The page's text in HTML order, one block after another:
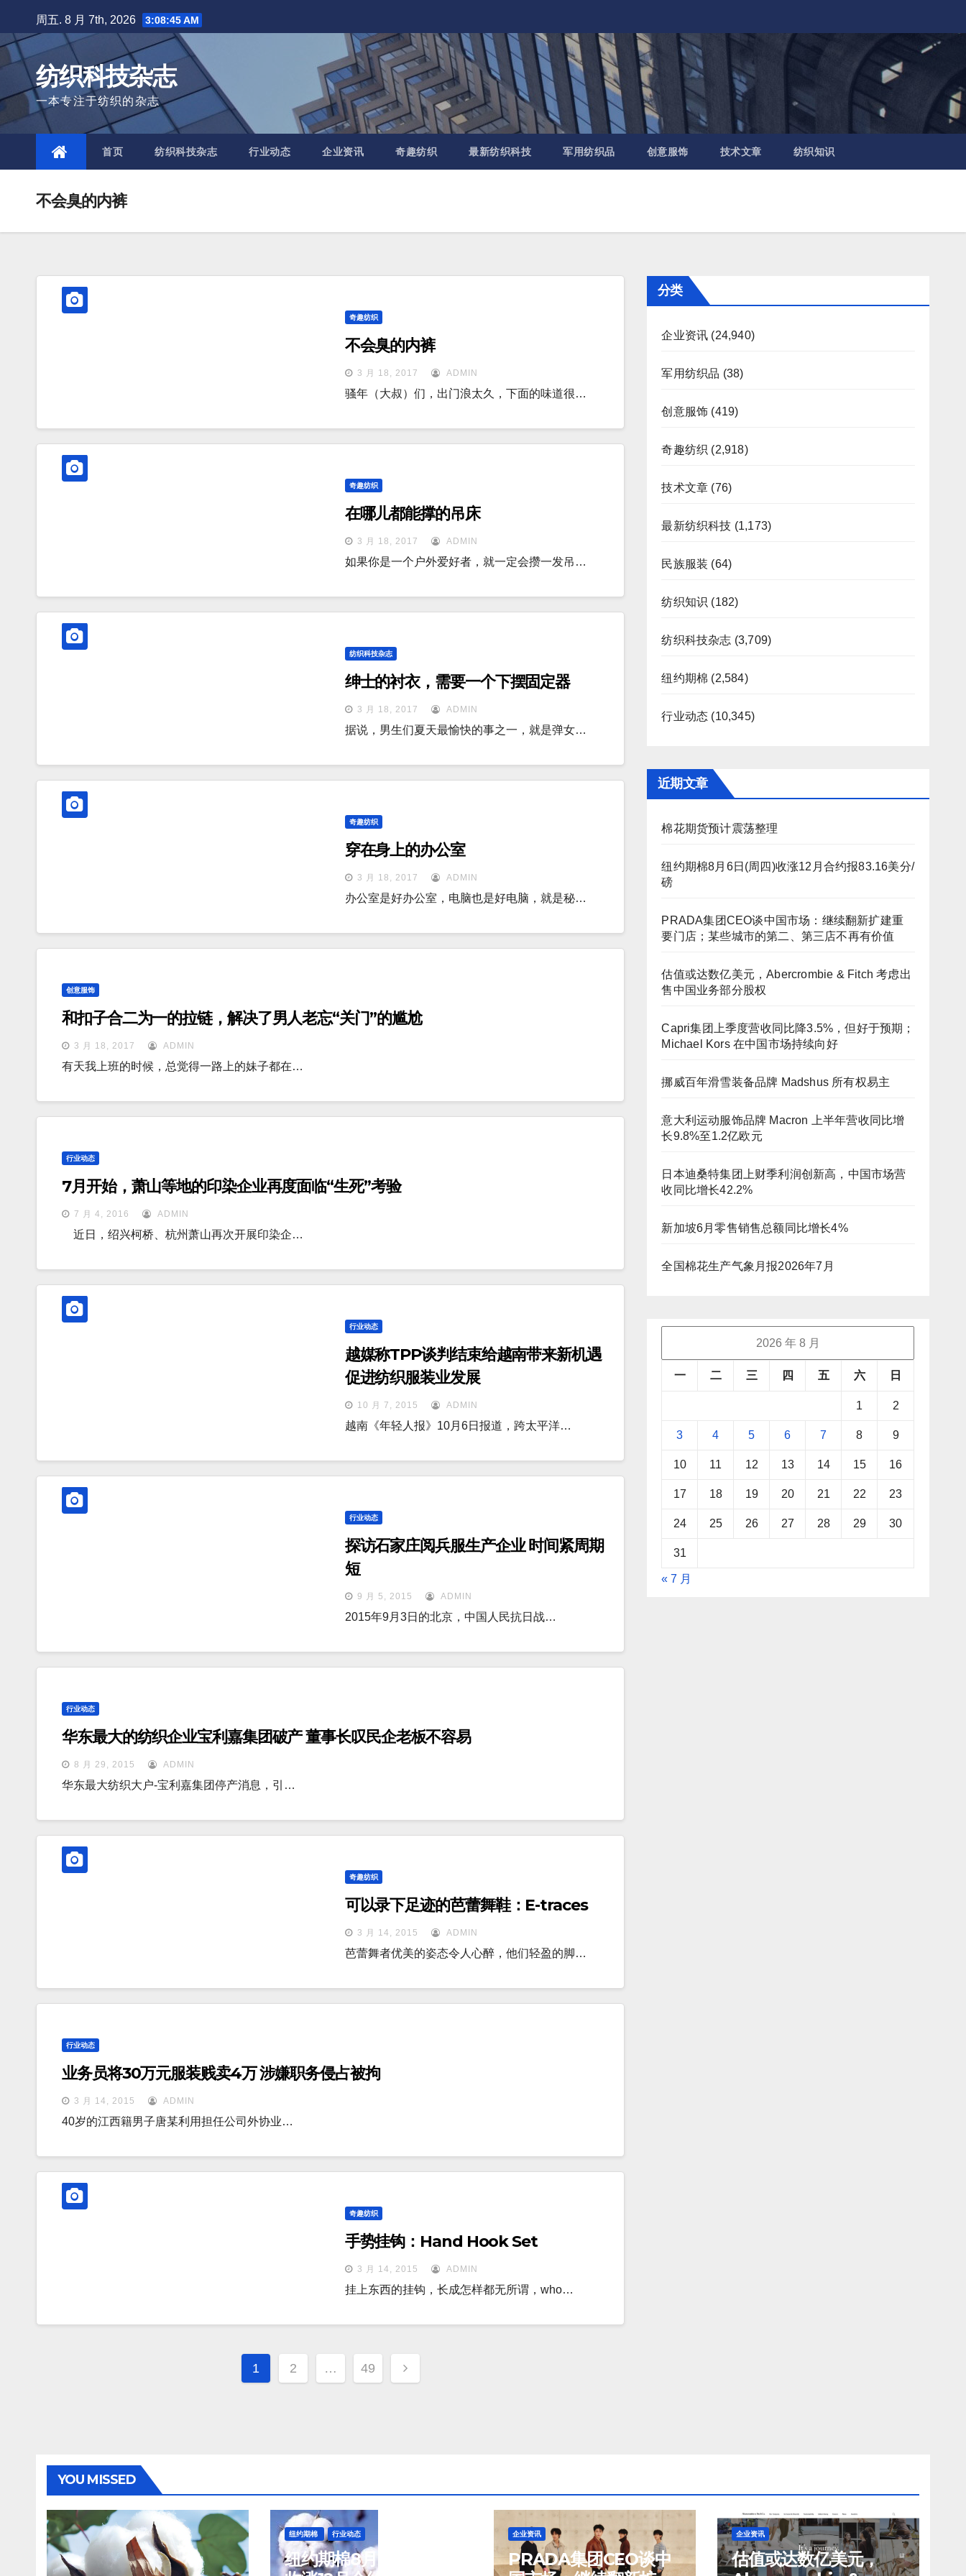
to
content
周五. 8 月 7th, 2026 3:08:46 AM
纺织科技杂志
一本专注于纺织的杂志
首页 纺织科技杂志 行业动态 企业资讯 奇趣纺织 最新纺织科技 军用纺织品 创意服饰 技术文章 纺织知识
不会臭的内裤
奇趣纺织
不会臭的内裤
3 月 18, 2017 ADMIN
骚年（大叔）们，出门浪太久，下面的味道很…
奇趣纺织
在哪儿都能撑的吊床
3 月 18, 2017 ADMIN
如果你是一个户外爱好者，就一定会攒一发吊…
纺织科技杂志
绅士的衬衣，需要一个下摆固定器
3 月 18, 2017 ADMIN
据说，男生们夏天最愉快的事之一，就是弹女…
奇趣纺织
穿在身上的办公室
3 月 18, 2017 ADMIN
办公室是好办公室，电脑也是好电脑，就是秘…
创意服饰
和扣子合二为一的拉链，解决了男人老忘“关门”的尴尬
3 月 18, 2017 ADMIN
有天我上班的时候，总觉得一路上的妹子都在…
行业动态
7月开始，萧山等地的印染企业再度面临“生死”考验
7 月 4, 2016 ADMIN
近日，绍兴柯桥、杭州萧山再次开展印染企…
行业动态
越媒称TPP谈判结束给越南带来新机遇
促进纺织服装业发展
10 月 7, 2015 ADMIN
越南《年轻人报》10月6日报道，跨太平洋…
行业动态
探访石家庄阅兵服生产企业 时间紧周期
短
9 月 5, 2015 ADMIN
2015年9月3日的北京，中国人民抗日战…
行业动态
华东最大的纺织企业宝利嘉集团破产 董事长叹民企老板不容易
8 月 29, 2015 ADMIN
华东最大纺织大户-宝利嘉集团停产消息，引…
奇趣纺织
可以录下足迹的芭蕾舞鞋：E-traces
3 月 14, 2015 ADMIN
芭蕾舞者优美的姿态令人心醉，他们轻盈的脚…
行业动态
业务员将30万元服装贱卖4万 涉嫌职务侵占被拘
3 月 14, 2015 ADMIN
40岁的江西籍男子唐某利用担任公司外协业…
奇趣纺织
手势挂钩：Hand Hook Set
3 月 14, 2015 ADMIN
挂上东西的挂钩，长成怎样都无所谓，who…
文
章
1 2 … 49
分类
企业资讯 (24,940)
军用纺织品 (38)
创意服饰 (419)
奇趣纺织 (2,918)
技术文章 (76)
最新纺织科技 (1,173)
民族服装 (64)
纺织知识 (182)
纺织科技杂志 (3,709)
纽约期棉 (2,584)
行业动态 (10,345)
近期文章
棉花期货预计震荡整理
纽约期棉8月6日(周四)收涨12月合约报83.16美分/
磅
PRADA集团CEO谈中国市场：继续翻新扩建重
要门店；某些城市的第二、第三店不再有价值
估值或达数亿美元，Abercrombie & Fitch 考虑出
售中国业务部分股权
Capri集团上季度营收同比降3.5%，但好于预期；
Michael Kors 在中国市场持续向好
挪威百年滑雪装备品牌 Madshus 所有权易主
意大利运动服饰品牌 Macron 上半年营收同比增
长9.8%至1.2亿欧元
日本迪桑特集团上财季利润创新高，中国市场营
收同比增长42.2%
新加坡6月零售销售总额同比增长4%
全国棉花生产气象月报2026年7月
2026 年 8 月
一 二 三 四 五 六 日
1 2
3 4 5 6 7 8 9
10 11 12 13 14 15 16
17 18 19 20 21 22 23
24 25 26 27 28 29 30
31
« 7 月
YOU MISSED
纽约期棉 行业动态
纽约期棉8月6日(周四)
企业资讯
PRADA集团CEO谈中
企业资讯
估值或达数亿美元，